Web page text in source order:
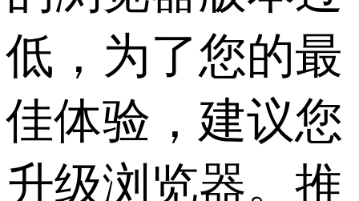
低，为了您的最
佳体验，建议您
升级浏览器。推